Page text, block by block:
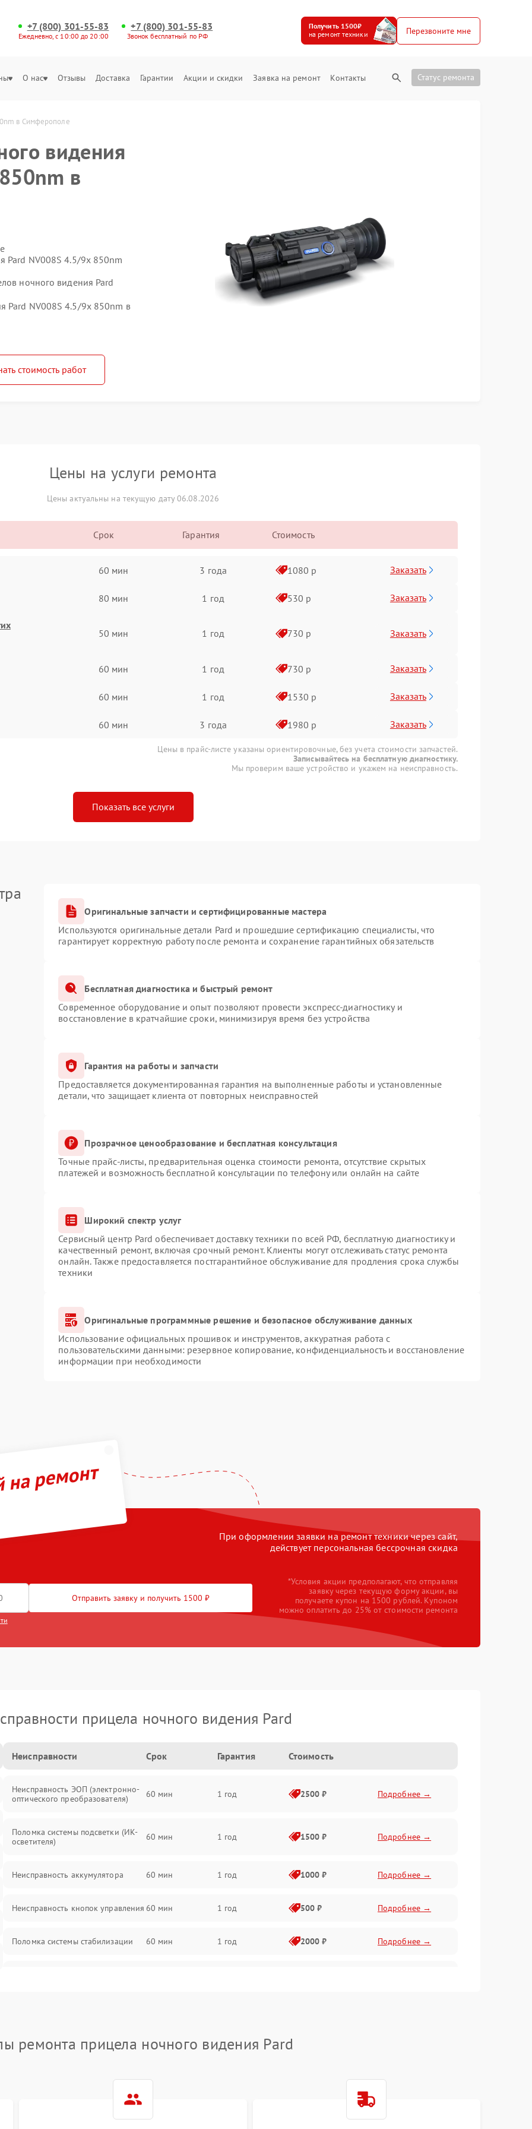
+7 (800) 301-55-83
Ежедневно, с 10:00 до 20:00
+7 (800) 301-55-83
Звонок бесплатный по РФ
Получить 1500₽
на ремонт техники
Перезвоните мне
О нас Отзывы Доставка Гарантии Акции и скидки Заявка на ремонт Контакты Статус ремонта
в Симферополе
видения
в
Pard NV008S 4.5/9x 850nm
ночного видения Pard
Pard NV008S 4.5/9x 850nm в
стоимость работ
Цены на услуги ремонта
Цены актуальны на текущую дату 06.08.2026
Срок Гарантия Стоимость
60 мин 3 года 1080 р Заказать
80 мин 1 год 530 р Заказать
50 мин 1 год 730 р Заказать
60 мин 1 год 730 р Заказать
60 мин 1 год 1530 р Заказать
60 мин 3 года 1980 р Заказать
Цены в прайс-листе указаны ориентировочные, без учета стоимости запчастей.
Записывайтесь на бесплатную диагностику.
Мы проверим ваше устройство и укажем на неисправность.
Показать все услуги
Оригинальные запчасти и сертифицированные мастера
Используются оригинальные детали Pard и прошедшие сертификацию специалисты, что
гарантирует корректную работу после ремонта и сохранение гарантийных обязательств
Бесплатная диагностика и быстрый ремонт
Современное оборудование и опыт позволяют провести экспресс-диагностику и
восстановление в кратчайшие сроки, минимизируя время без устройства
Гарантия на работы и запчасти
Предоставляется документированная гарантия на выполненные работы и установленные
детали, что защищает клиента от повторных неисправностей
Прозрачное ценообразование и бесплатная консультация
Точные прайс-листы, предварительная оценка стоимости ремонта, отсутствие скрытых
платежей и возможность бесплатной консультации по телефону или онлайн на сайте
Широкий спектр услуг
Сервисный центр Pard обеспечивает доставку техники по всей РФ, бесплатную диагностику и
качественный ремонт, включая срочный ремонт. Клиенты могут отслеживать статус ремонта
онлайн. Также предоставляется постгарантийное обслуживание для продления срока службы
техники
Оригинальные программные решение и безопасное обслуживание данных
Использование официальных прошивок и инструментов, аккуратная работа с
пользовательскими данными: резервное копирование, конфиденциальность и восстановление
информации при необходимости
ремонт
При оформлении заявки на ремонт техники через сайт,
действует персональная бессрочная скидка
Отправить заявку и получить 1500 ₽
*Условия акции предполагают, что отправляя
заявку через текущую форму акции, вы
получаете купон на 1500 рублей. Купоном
можно оплатить до 25% от стоимости ремонта
прицела ночного видения Pard
Неисправности Срок Гарантия Стоимость
Неисправность ЭОП (электронно-
оптического преобразователя)
60 мин 1 год 2500 ₽ Подробнее →
Поломка системы подсветки (ИК-
осветителя)
60 мин 1 год 1500 ₽ Подробнее →
Неисправность аккумулятора 60 мин 1 год 1000 ₽ Подробнее →
Неисправность кнопок управления 60 мин 1 год 500 ₽ Подробнее →
Поломка системы стабилизации 60 мин 1 год 2000 ₽ Подробнее →
Повреждение системы защиты от
ремонта прицела ночного видения Pard